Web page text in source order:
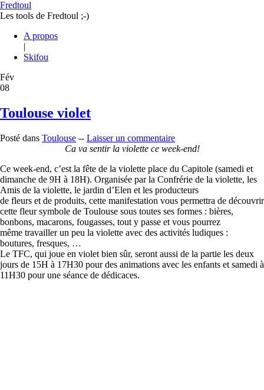
Fredtoul
Les tools de Fredtoul ;-)
A propos
|
Skifou
Fév
08
Toulouse violet
Posté dans Toulouse -- Laisser un commentaire
Ca va sentir la violette ce week-end!
Ce week-end, c’est la fête de la violette place du Capitole (samedi et
dimanche de 9H à 18H). Organisée par la Confrérie de la violette, les
Amis de la violette, le jardin d’Elen et les producteurs
de fleurs et de produits, cette manifestation vous permettra de découvrir
cette fleur symbole de Toulouse sous toutes ses formes : bières,
bonbons, macarons, fougasses, tout y passe et vous pourrez
même travailler un peu la violette avec des activités ludiques :
boutures, fresques, …
Le TFC, qui joue en violet bien sûr, seront aussi de la partie les deux
jours de 15H à 17H30 pour des animations avec les enfants et samedi à
11H30 pour une séance de dédicaces.